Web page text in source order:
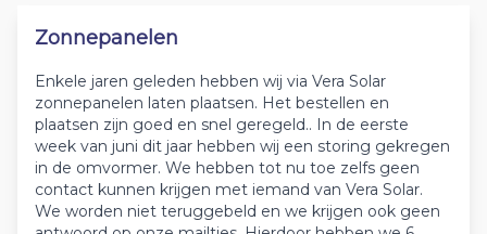
Zonnepanelen
Enkele jaren geleden hebben wij via Vera Solar
zonnepanelen laten plaatsen. Het bestellen en
plaatsen zijn goed en snel geregeld.. In de eerste
week van juni dit jaar hebben wij een storing gekregen
in de omvormer. We hebben tot nu toe zelfs geen
contact kunnen krijgen met iemand van Vera Solar.
We worden niet teruggebeld en we krijgen ook geen